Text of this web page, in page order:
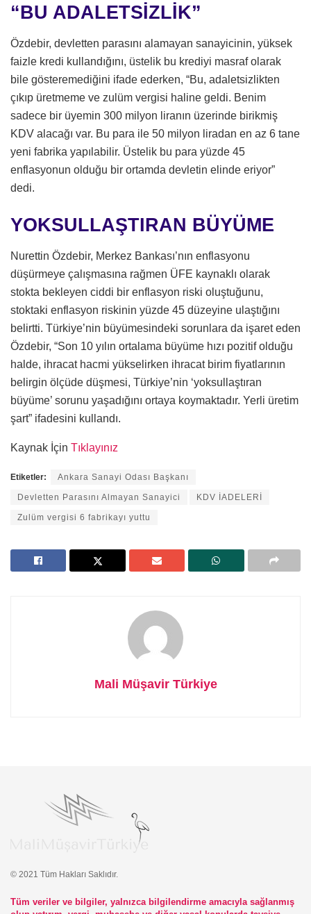
“BU ADALETSİZLİK”
Özdebir, devletten parasını alamayan sanayicinin, yüksek
faizle kredi kullandığını, üstelik bu krediyi masraf olarak
bile gösteremediğini ifade ederken, “Bu, adaletsizlikten
çıkıp üretmeme ve zulüm vergisi haline geldi. Benim
sadece bir üyemin 300 milyon liranın üzerinde birikmiş
KDV alacağı var. Bu para ile 50 milyon liradan en az 6 tane
yeni fabrika yapılabilir. Üstelik bu para yüzde 45
enflasyonun olduğu bir ortamda devletin elinde eriyor”
dedi.
YOKSULLAŞTIRAN BÜYÜME
Nurettin Özdebir, Merkez Bankası’nın enflasyonu
düşürmeye çalışmasına rağmen ÜFE kaynaklı olarak
stokta bekleyen ciddi bir enflasyon riski oluştuğunu,
stoktaki enflasyon riskinin yüzde 45 düzeyine ulaştığını
belirtti. Türkiye’nin büyümesindeki sorunlara da işaret eden
Özdebir, “Son 10 yılın ortalama büyüme hızı pozitif olduğu
halde, ihracat hacmi yükselirken ihracat birim fiyatlarının
belirgin ölçüde düşmesi, Türkiye’nin ‘yoksullaştıran
büyüme’ sorunu yaşadığını ortaya koymaktadır. Yerli üretim
şart” ifadesini kullandı.
Kaynak İçin Tıklayınız
Etiketler: Ankara Sanayi Odası Başkanı
Devletten Parasını Almayan Sanayici KDV İADELERİ
Zulüm vergisi 6 fabrikayı yuttu
Mali Müşavir Türkiye
© 2021 Tüm Hakları Saklıdır.
Tüm veriler ve bilgiler, yalnızca bilgilendirme amacıyla sağlanmış